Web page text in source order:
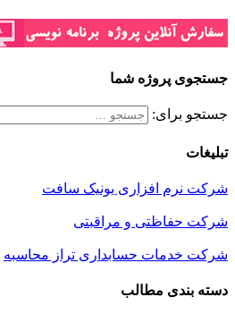
جستجوی پروژه شما
جستجو برای:
تبلیغات
شرکت نرم افزاری یونیک سافت
شرکت حفاظتی و مراقبتی
شرکت خدمات حسابداری تراز محاسبه
دسته بندی مطالب